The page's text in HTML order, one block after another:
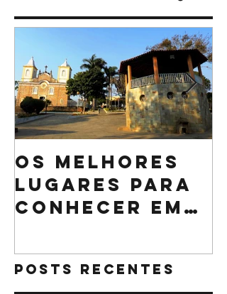
Posts Em Destaque
Os melhores
lugares para
Minas Gerais